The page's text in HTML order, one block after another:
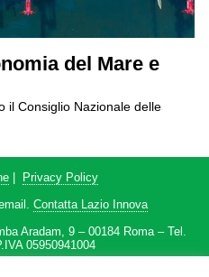
del Mare e
il Consiglio Nazionale delle
Privacy Policy
Contatta Lazio Innova
Aradam, 9 – 00184 Roma – Tel.
05950941004